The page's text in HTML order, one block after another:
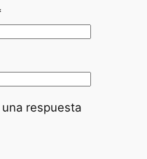
respuesta